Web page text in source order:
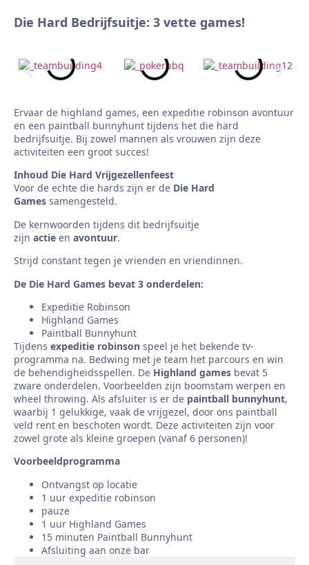
Die Hard Bedrijfsuitje: 3 vette games!
Ervaar de highland games, een expeditie robinson avontuur
en een paintball bunnyhunt tijdens het die hard
bedrijfsuitje. Bij zowel mannen als vrouwen zijn deze
activiteiten een groot succes!
Inhoud Die Hard Vrijgezellenfeest
Voor de echte die hards zijn er de Die Hard
Games samengesteld.
De kernwoorden tijdens dit bedrijfsuitje
zijn actie en avontuur.
Strijd constant tegen je vrienden en vriendinnen.
De Die Hard Games bevat 3 onderdelen:
Expeditie Robinson
Highland Games
Paintball Bunnyhunt
Tijdens expeditie robinson speel je het bekende tv-
programma na. Bedwing met je team het parcours en win
de behendigheidsspellen. De Highland games bevat 5
zware onderdelen. Voorbeelden zijn boomstam werpen en
wheel throwing. Als afsluiter is er de paintball bunnyhunt,
waarbij 1 gelukkige, vaak de vrijgezel, door ons paintball
veld rent en beschoten wordt. Deze activiteiten zijn voor
zowel grote als kleine groepen (vanaf 6 personen)!
Voorbeeldprogramma
Ontvangst op locatie
1 uur expeditie robinson
pauze
1 uur Highland Games
15 minuten Paintball Bunnyhunt
Afsluiting aan onze bar